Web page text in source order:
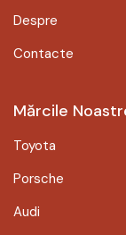
Despre
Contacte
Mărcile
Toyota
Porsche
Audi